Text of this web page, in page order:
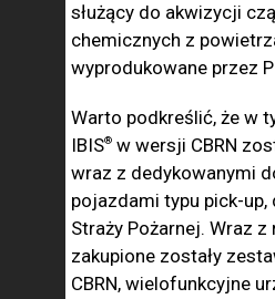
służący do akwizycji
chemicznych z
wyprodukowane przez
Warto podkreślić, że w
IBIS® w wersji CBRN
wraz z dedykowanymi
pojazdami typu pick-
Straży Pożarnej. Wraz
zakupione zostały
CBRN, wielofunkcyjne